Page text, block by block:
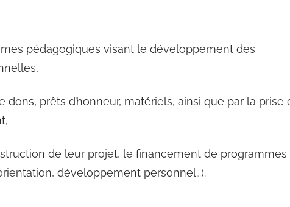
pédagogiques visant le développement des
dons, prêts d’honneur, matériels, ainsi que par la prise
de leur projet, le financement de programmes
développement personnel…).